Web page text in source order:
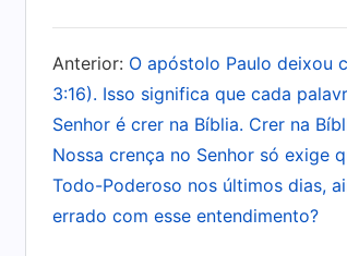
obra de Deus: nova. Ele não
mais, Ele não quer que as
Deus”(A Palavra, vol. 1: A
Anterior: O apóstolo Paulo deixou
3:16). Isso significa que cada
Senhor é crer na Bíblia. Crer na
Nossa crença no Senhor só exige
Todo-Poderoso nos últimos dias,
errado com esse entendimento?